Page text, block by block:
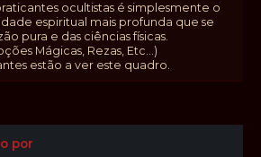
ocultistas é simplesmente o
espiritual mais profunda que se
pura e das ciências físicas.
Mágicas, Rezas, Etc...)
estão a ver este quadro.
por